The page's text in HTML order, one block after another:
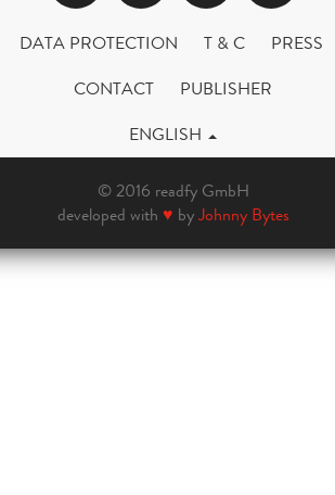
DATA PROTECTION T & C
PRESS
CONTACT
PUBLISHER
ENGLISH
© 2016 readfy GmbH
developed with ♥ byJohnny Bytes